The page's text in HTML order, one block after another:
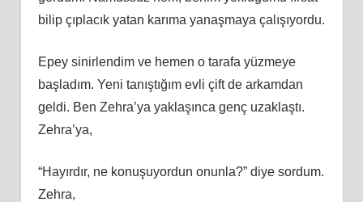
bilip çıplacık yatan karıma yanaşmaya çalışıyordu.
Epey sinirlendim ve hemen o tarafa yüzmeye
başladım. Yeni tanıştığım evli çift de arkamdan
geldi. Ben Zehra’ya yaklaşınca genç uzaklaştı.
Zehra’ya,
“Hayırdır, ne konuşuyordun onunla?” diye sordum.
Zehra,